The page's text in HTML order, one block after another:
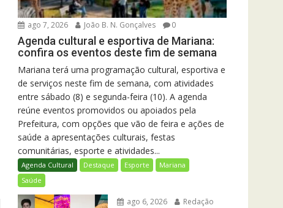
ago 7, 2026 João B. N. Gonçalves 0
Agenda cultural e esportiva de Mariana:
confira os eventos deste fim de semana
Mariana terá uma programação cultural, esportiva e
de serviços neste fim de semana, com atividades
entre sábado (8) e segunda-feira (10). A agenda
reúne eventos promovidos ou apoiados pela
Prefeitura, com opções que vão de feira e ações de
saúde a apresentações culturais, festas
comunitárias, esporte e atividades...
Agenda Cultural Destaque Esporte
Mariana
Saúde
ago 6, 2026
Redação